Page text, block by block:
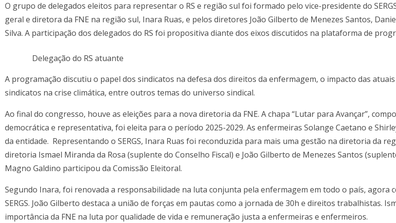
O grupo de delegados eleitos para representar o RS e região sul foi formado pelo vice-presidente do
geral e diretora da FNE na região sul, Inara Ruas, e pelos diretores João Gilberto de Menezes Santos,
Silva. A participação dos delegados do RS foi propositiva diante dos eixos discutidos na plataforma de
Delegação do RS atuante
A programação discutiu o papel dos sindicatos na defesa dos direitos da enfermagem, o impacto das
sindicatos na crise climática, entre outros temas do universo sindical.
Ao final do congresso, houve as eleições para a nova diretoria da FNE. A chapa “Lutar para Avançar”,
democrática e representativa, foi eleita para o período 2025-2029. As enfermeiras Solange Caetano e
da entidade. Representando o SERGS, Inara Ruas foi reconduzida para mais uma gestão na diretoria da
diretoria Ismael Miranda da Rosa (suplente do Conselho Fiscal) e João Gilberto de Menezes Santos
Magno Galdino participou da Comissão Eleitoral.
Segundo Inara, foi renovada a responsabilidade na luta conjunta pela enfermagem em todo o país, agora
SERGS. João Gilberto destaca a união de forças em pautas como a jornada de 30h e direitos trabalhistas.
importância da FNE na luta por qualidade de vida e remuneração justa a enfermeiras e enfermeiros.